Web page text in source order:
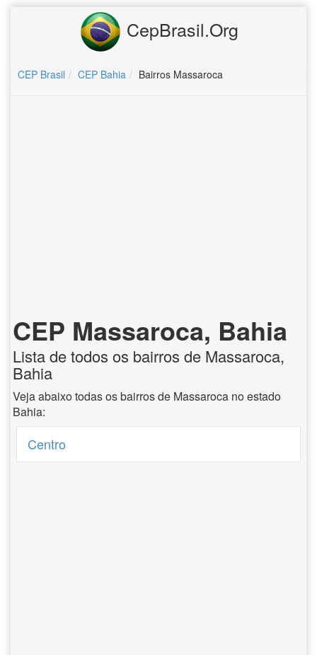
CepBrasil.Org
CEP Brasil CEP Bahia Bairros Massaroca
CEP Massaroca, Bahia
Lista de todos os bairros de Massaroca,
Bahia
Veja abaixo todas os bairros de Massaroca no estado
Bahia:
Centro